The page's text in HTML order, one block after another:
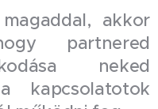
akkor
partnered
neked
kapcsolatotok